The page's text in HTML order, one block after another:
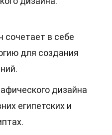
сочетает в себе
для создания
дизайна
египетских и